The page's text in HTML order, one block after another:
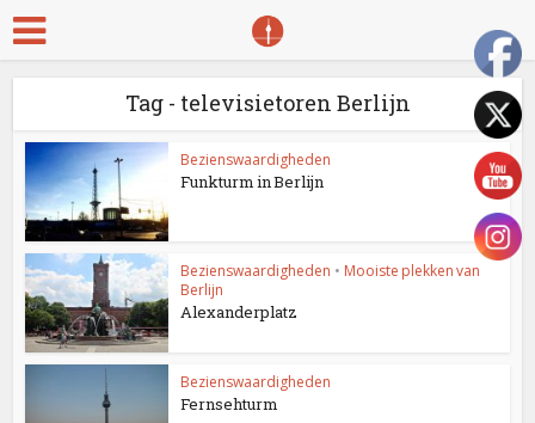
Tag - televisietoren Berlijn
Bezienswaardigheden
Funkturm in Berlijn
Bezienswaardigheden • Mooiste plekken van
Berlijn
Alexanderplatz
Bezienswaardigheden
Fernsehturm